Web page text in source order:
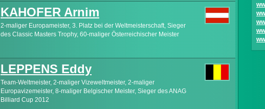
KAHOFER Arnim
2-maliger Europameister, 3. Platz bei der Weltmeisterschaft, Sieger
des Classic Masters Trophy, 60-maliger Österreichischer Meister
LEPPENS Eddy
Team-Weltmeister, 2-maliger Vizeweltmeister, 2-maliger
Europavizemeister, 8-maliger Belgischer Meister, Sieger des ANAG
Billiard Cup 2012